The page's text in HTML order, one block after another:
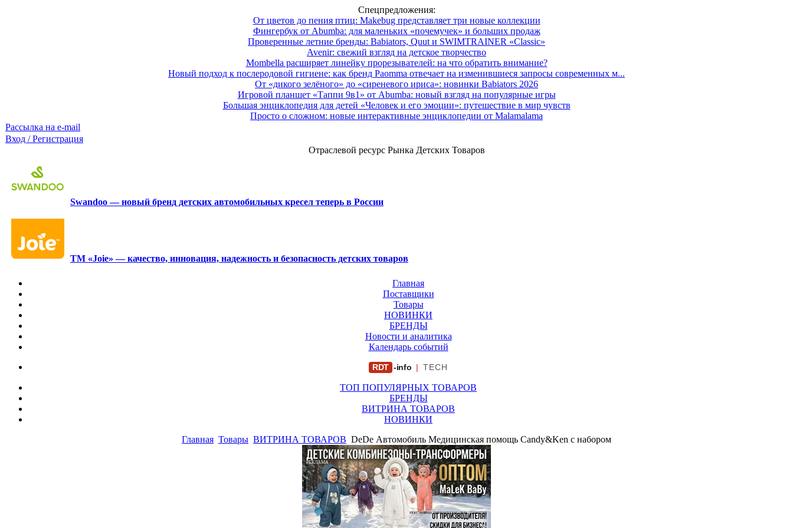
Спецпредложения:
От цветов до пения птиц: Makebug представляет три новые коллекции
Фингербук от Abumba: для маленьких «почемучек» и больших продаж
Проверенные летние бренды: Babiators, Quut и SWIMTRAINER «Classic»
Avenir: свежий взгляд на детское творчество
Mombella расширяет линейку прорезывателей: на что обратить внимание?
Новый подход к послеродовой гигиене: как бренд Paomma отвечает на изменившиеся запросы современных м...
От «дикого зелёного» до «сиреневого ириса»: новинки Babiators 2026
Игровой планшет «Таппи 9в1» от Abumba: новый взгляд на популярные игры
Большая энциклопедия для детей «Человек и его эмоции»: путешествие в мир чувств
Просто о сложном: новые интерактивные энциклопедии от Malamalama
Рассылка на e-mail
Вход / Регистрация
Отраслевой ресурс Рынка Детских Товаров
Swandoo — новый бренд детских автомобильных кресел теперь в России
ТМ «Joie» — качество, инновация, надежность и безопасность детских товаров
Главная
Поставщики
Товары
НОВИНКИ
БРЕНДЫ
Новости и аналитика
Календарь событий
RDT -info | TECH
ТОП ПОПУЛЯРНЫХ ТОВАРОВ
БРЕНДЫ
ВИТРИНА ТОВАРОВ
НОВИНКИ
Главная Товары ВИТРИНА ТОВАРОВ DeDe Автомобиль Медицинская помощь Candy&Ken с набором
РЕКЛАМА
ООО "ФИРМА "ХРИЗАНТЕМА" ИНН: 7719007569